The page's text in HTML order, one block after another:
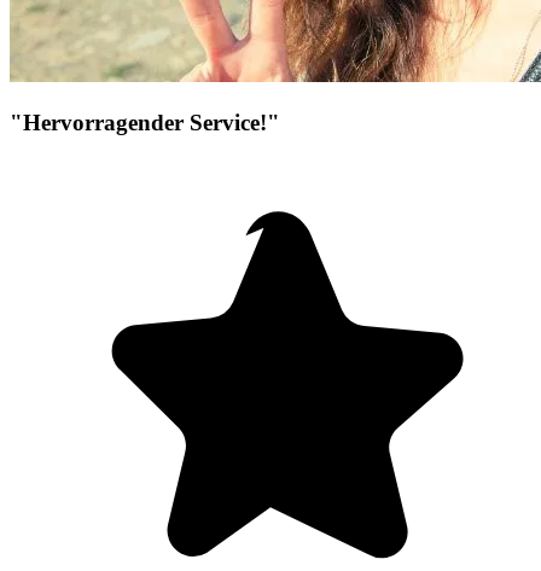
"Hervorragender Service!"